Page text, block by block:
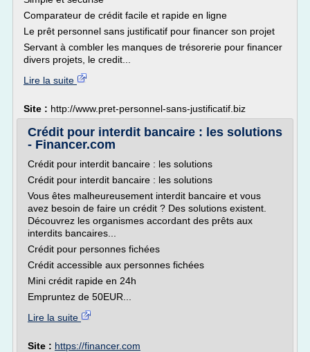
Comparateur de crédit facile et rapide en ligne
Le prêt personnel sans justificatif pour financer son projet
Servant à combler les manques de trésorerie pour financer
divers projets, le credit...
Lire la suite
Site : http://www.pret-personnel-sans-justificatif.biz
Crédit pour interdit bancaire : les solutions
- Financer.com
Crédit pour interdit bancaire : les solutions
Crédit pour interdit bancaire : les solutions
Vous êtes malheureusement interdit bancaire et vous
avez besoin de faire un crédit ? Des solutions existent.
Découvrez les organismes accordant des prêts aux
interdits bancaires...
Crédit pour personnes fichées
Crédit accessible aux personnes fichées
Mini crédit rapide en 24h
Empruntez de 50EUR...
Lire la suite
Site : https://financer.com